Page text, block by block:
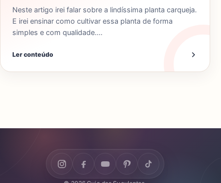
Neste artigo irei falar sobre a lindíssima planta carqueja.
E irei ensinar como cultivar essa planta de forma
simples e com qualidade.…
Ler conteúdo